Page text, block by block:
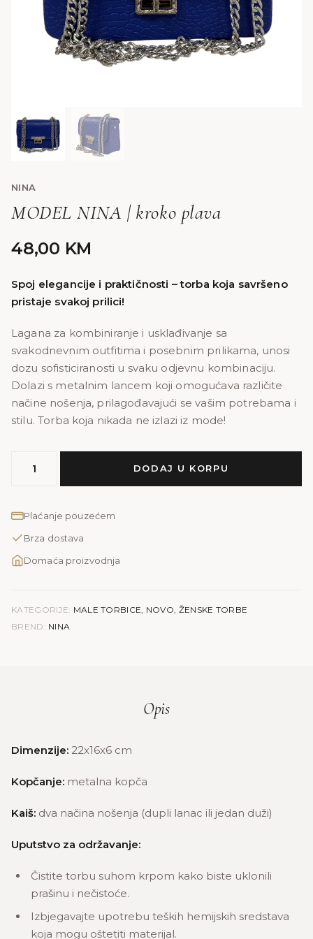
NINA
MODEL NINA | kroko plava
48,00 KM
Spoj elegancije i praktičnosti – torba koja savršeno
pristaje svakoj prilici!
Lagana za kombiniranje i usklađivanje sa
svakodnevnim outfitima i posebnim prilikama, unosi
dozu sofisticiranosti u svaku odjevnu kombinaciju.
Dolazi s metalnim lancem koji omogućava različite
načine nošenja, prilagođavajući se vašim potrebama i
stilu. Torba koja nikada ne izlazi iz mode!
NINA
kroko
količina
DODAJ U KORPU
Plaćanje pouzećem
Brza dostava
Domaća proizvodnja
KATEGORIJE: MALE TORBICE NOVO ŽENSKE TORBE
BREND: NINA
Opis
Dimenzije: 22x16x6 cm
Kopčanje: metalna kopča
Kaiš: dva načina nošenja (dupli lanac ili jedan duži)
Uputstvo za održavanje:
Čistite torbu suhom krpom kako biste uklonili
prašinu i nečistoće.
Izbjegavajte upotrebu teških hemijskih sredstava
koja mogu oštetiti materijal.